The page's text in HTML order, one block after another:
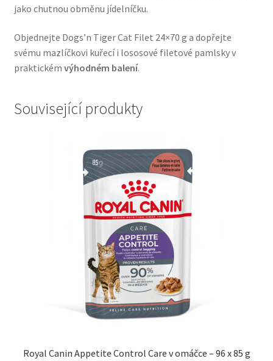
jako chutnou obměnu jídelníčku.
Objednejte Dogs’n Tiger Cat Filet 24×70 g a dopřejte
svému mazlíčkovi kuřecí i lososové filetové pamlsky v
praktickém výhodném balení.
Související produkty
Royal Canin Appetite Control Care v omáčce – 96 x 85 g